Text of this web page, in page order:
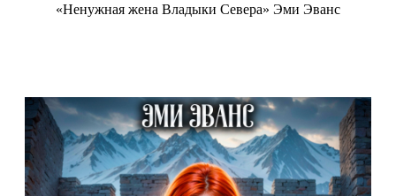
«Ненужная жена Владыки Севера» Эми Эванс